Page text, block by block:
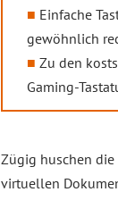
Einfache
gewöhnlich
Zu den
Gaming-
Zügig huschen die
virtuellen